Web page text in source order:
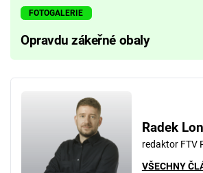
FOTOGALERIE
Opravdu zákeřné obaly
Radek
redaktor FTV
VŠECHNY